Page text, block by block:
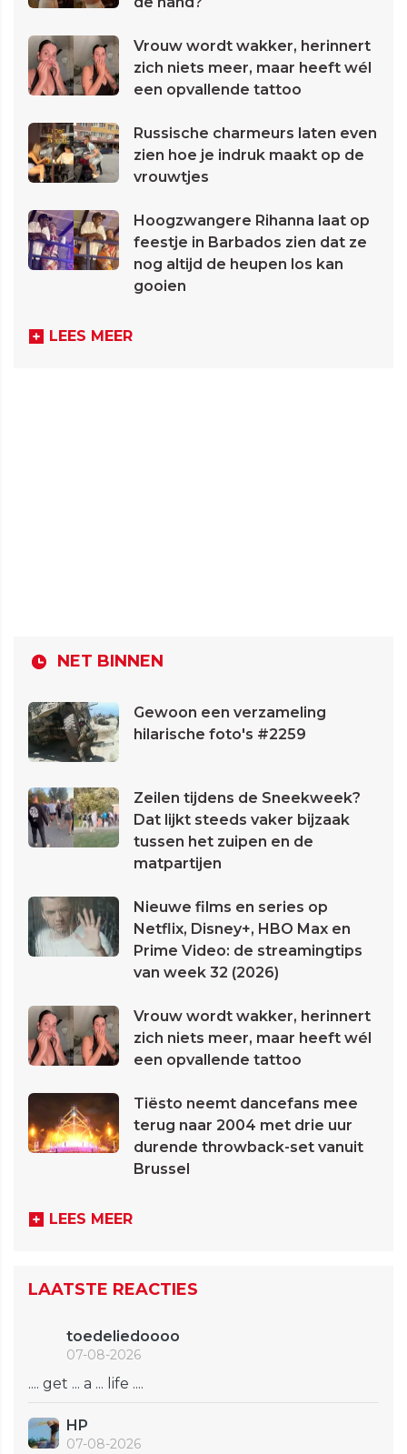
Vrouw wordt wakker, herinnert
zich niets meer, maar heeft wél
een opvallende tattoo
Russische charmeurs laten even
zien hoe je indruk maakt op de
vrouwtjes
Hoogzwangere Rihanna laat op
feestje in Barbados zien dat ze
nog altijd de heupen los kan
gooien
LEES MEER
NET BINNEN
Gewoon een verzameling
hilarische foto's #2259
Zeilen tijdens de Sneekweek?
Dat lijkt steeds vaker bijzaak
tussen het zuipen en de
matpartijen
Nieuwe films en series op
Netflix, Disney+, HBO Max en
Prime Video: de streamingtips
van week 32 (2026)
Vrouw wordt wakker, herinnert
zich niets meer, maar heeft wél
een opvallende tattoo
Tiësto neemt dancefans mee
terug naar 2004 met drie uur
durende throwback-set vanuit
Brussel
LEES MEER
LAATSTE REACTIES
toedeliedoooo
07-08-2026
.... get ... a ... life ....
HP
07-08-2026